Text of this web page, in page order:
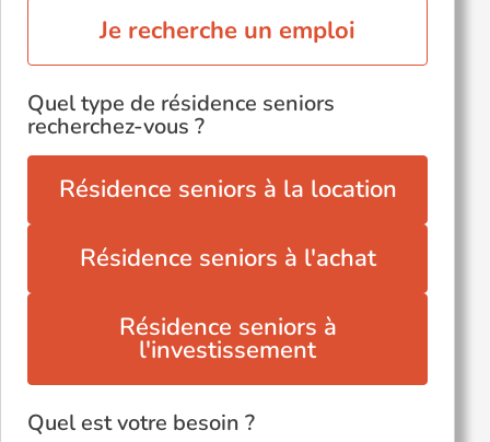
Je recherche un emploi
Quel type de résidence seniors
recherchez-vous ?
Résidence seniors à la location
Résidence seniors à l'achat
Résidence seniors à
l'investissement
Quel est votre besoin ?